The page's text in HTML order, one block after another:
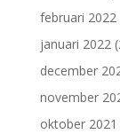
februari 2022
januari 2022
december
november
oktober 2021